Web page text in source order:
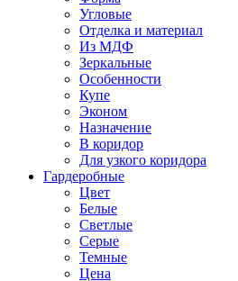
Угловые
Отделка и материал
Из МДФ
Зеркальные
Особенности
Купе
Эконом
Назначение
В коридор
Для узкого коридора
Гардеробные
Цвет
Белые
Светлые
Серые
Темные
Цена